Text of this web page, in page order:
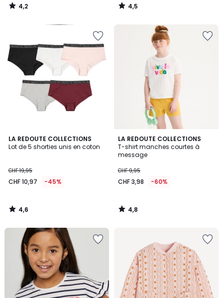
4,2
/
4,5
/
LA REDOUTE COLLECTIONS
Lot de 5 shorties unis en coton
CHF 19,95
CHF 10,97 -45%
4,6
/ 5
4,6
/
LA REDOUTE COLLECTIONS
T-shirt manches courtes à
message
CHF 9,95
CHF 3,98 -60%
4,8
/ 5
4,8
/